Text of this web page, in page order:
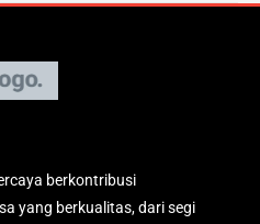
berkontribusi
yang berkualitas, dari segi